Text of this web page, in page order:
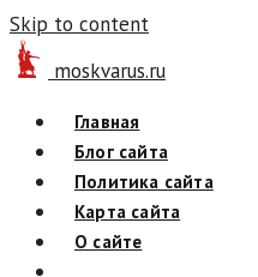
Skip to content
moskvarus.ru
Главная
Блог сайта
Политика сайта
Карта сайта
О сайте